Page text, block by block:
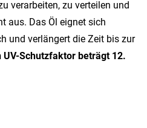
verarbeiten, zu verteilen und
aus. Das Öl eignet sich
und verlängert die Zeit bis zur
UV-Schutzfaktor beträgt 12.